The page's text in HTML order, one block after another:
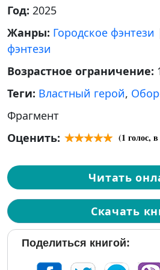
Год: 2025
Жанры: Городское фэнтези
фэнтези
Возрастное ограничение:
Теги: Властный герой,
Фрагмент
Оценить:
(1 голос,
Читать
Скачать
Поделиться книгой: